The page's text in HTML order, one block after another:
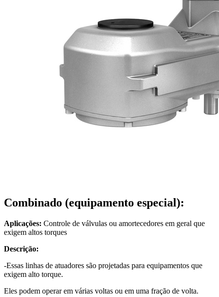
Combinado (equipamento especial):
Aplicações: Controle de válvulas ou amortecedores em geral que
exigem altos torques
Descrição:
-Essas linhas de atuadores são projetadas para equipamentos que
exigem alto torque.
Eles podem operar em várias voltas ou em uma fração de volta.